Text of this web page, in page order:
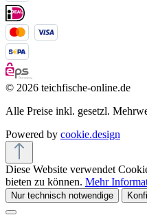
© 2026 teichfische-online.de
Alle Preise inkl. gesetzl.
Powered by cookie.design
Diese Website verwendet
bieten zu können. Mehr
Nur technisch notwendige